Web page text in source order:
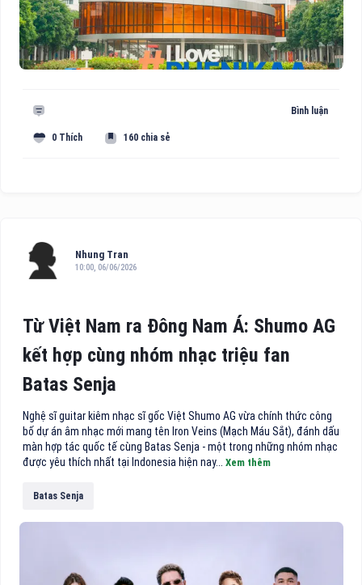
Bình luận
0 Thích 160 chia sẻ
Nhung Tran
10:00, 06/06/2026
Từ Việt Nam ra Đông Nam Á: Shumo AG
kết hợp cùng nhóm nhạc triệu fan
Batas Senja
Nghệ sĩ guitar kiêm nhạc sĩ gốc Việt Shumo AG vừa chính thức công
bố dự án âm nhạc mới mang tên Iron Veins (Mạch Máu Sắt), đánh dấu
màn hợp tác quốc tế cùng Batas Senja - một trong những nhóm nhạc
được yêu thích nhất tại Indonesia hiện nay... Xem thêm
Batas Senja